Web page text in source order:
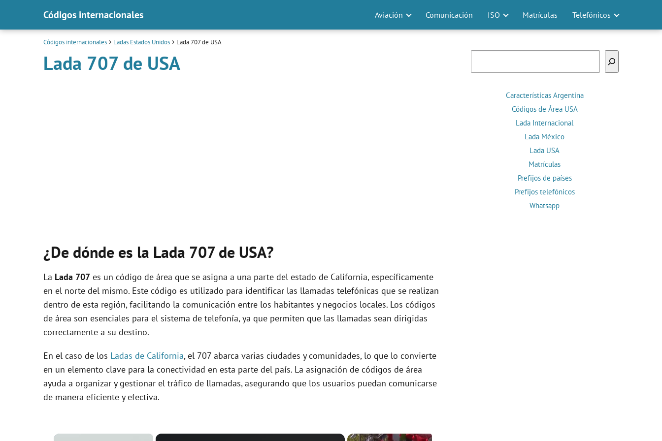
Códigos internacionales Aviación Comunicación ISO Matrículas Telefónicos
Códigos internacionales Ladas Estados Unidos Lada 707 de USA
Lada 707 de USA
¿De dónde es la Lada 707 de USA?
La Lada 707 es un código de área que se asigna a una parte del estado de California, específicamente
en el norte del mismo. Este código es utilizado para identificar las llamadas telefónicas que se realizan
dentro de esta región, facilitando la comunicación entre los habitantes y negocios locales. Los códigos
de área son esenciales para el sistema de telefonía, ya que permiten que las llamadas sean dirigidas
correctamente a su destino.
En el caso de los Ladas de California, el 707 abarca varias ciudades y comunidades, lo que lo convierte
en un elemento clave para la conectividad en esta parte del país. La asignación de códigos de área
ayuda a organizar y gestionar el tráfico de llamadas, asegurando que los usuarios puedan comunicarse
de manera eficiente y efectiva.
×
Características Argentina
Códigos de Área USA
Lada Internacional
Lada México
Lada USA
Matrículas
Prefijos de países
Prefijos telefónicos
Whatsapp